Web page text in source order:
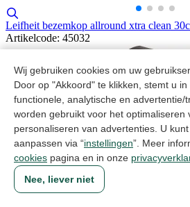
Wij gebruiken cookies om uw
Door op "Akkoord" te klikken, stemt u
functionele, analytische en advertentie/
worden gebruikt voor het optimaliseren
personaliseren van advertenties. U
aanpassen via “instellingen”. Meer
cookies pagina en in onze
Nee, liever niet
Leifheit bezemkop allround xtra clean
Artikelcode: 45032